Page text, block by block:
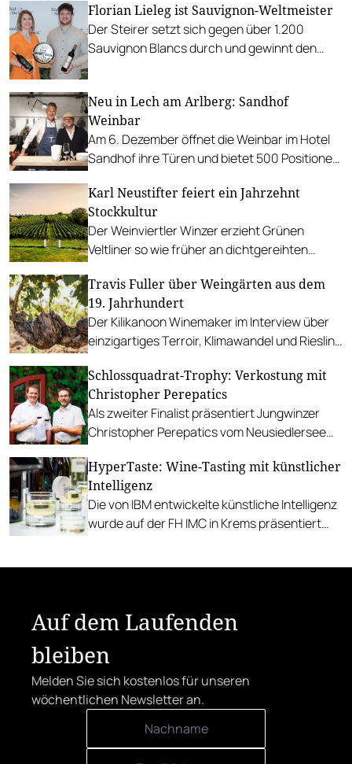
Florian Lieleg ist Sauvignon-Weltmeister
Der Steirer setzt sich gegen über 1.200
Sauvignon Blancs durch und gewinnt den
Neu in Lech am Arlberg: Sandhof
Weinbar
Am 6. Dezember öffnet die Weinbar im Hotel
Sandhof ihre Türen und bietet 500 Positionen
Karl Neustifter feiert ein Jahrzehnt
Stockkultur
Der Weinviertler Winzer erzieht Grünen
Veltliner so wie früher an dichtgereihten
Travis Fuller über Weingärten aus dem
19. Jahrhundert
Der Kilikanoon Winemaker im Interview über
einzigartiges Terroir, Klimawandel und Riesling
Schlossquadrat-Trophy: Verkostung mit
Christopher Perepatics
Als zweiter Finalist präsentiert Jungwinzer
Christopher Perepatics vom Neusiedlersee
HyperTaste: Wine-Tasting mit künstlicher
Intelligenz
Die von IBM entwickelte künstliche Intelligenz
wurde auf der FH IMC in Krems präsentiert
Auf dem Laufenden
bleiben
Melden Sie sich kostenlos für unseren
wöchentlichen Newsletter an.